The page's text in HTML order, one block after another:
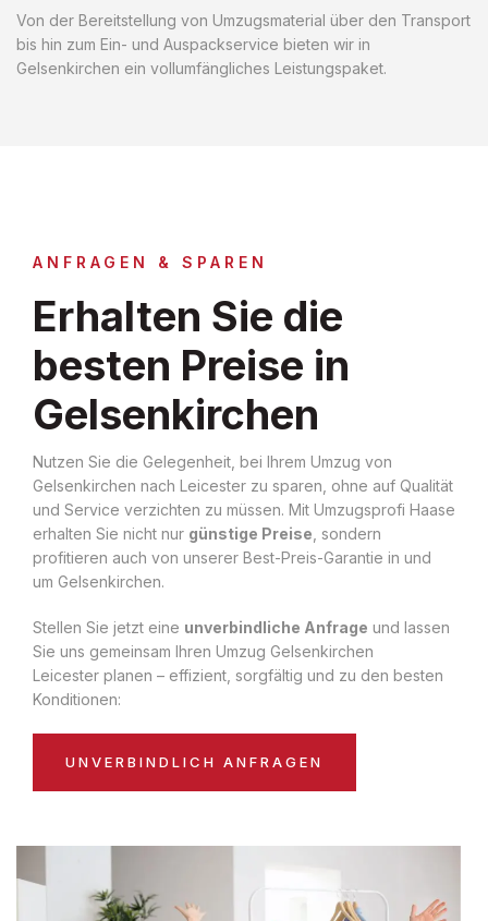
Von der Bereitstellung von Umzugsmaterial über den Transport
bis hin zum Ein- und Auspackservice bieten wir in
Gelsenkirchen ein vollumfängliches Leistungspaket.
ANFRAGEN & SPAREN
Erhalten Sie die
besten Preise in
Gelsenkirchen
Nutzen Sie die Gelegenheit, bei Ihrem Umzug von
Gelsenkirchen nach Leicester zu sparen, ohne auf Qualität
und Service verzichten zu müssen. Mit Umzugsprofi Haase
erhalten Sie nicht nur günstige Preise , sondern
profitieren auch von unserer Best-Preis-Garantie in und
um Gelsenkirchen.
Stellen Sie jetzt eine unverbindliche Anfrage und lassen
Sie uns gemeinsam Ihren Umzug Gelsenkirchen
Leicester planen – effizient, sorgfältig und zu den besten
Konditionen:
UNVERBINDLICH ANFRAGEN